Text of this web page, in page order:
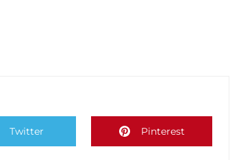
Twitter Pinterest